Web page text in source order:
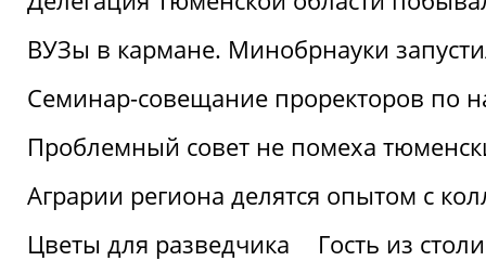
ВУЗы в кармане. Минобрнауки
Семинар-совещание проректоров по
Проблемный совет не помеха
Аграрии региона делятся опытом с
Цветы для разведчика
Гость из